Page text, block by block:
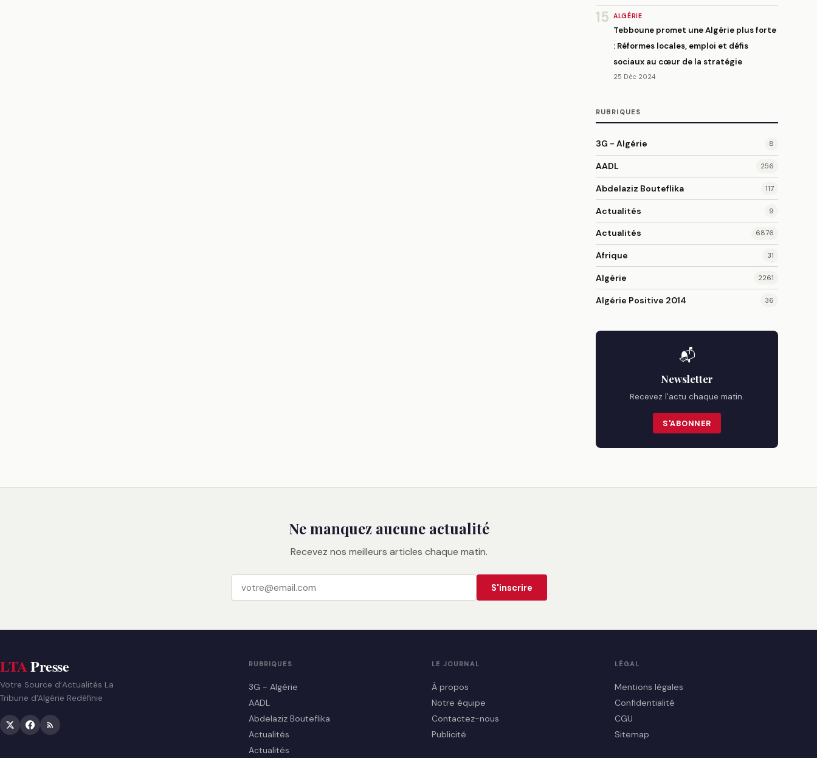
15 ALGÉRIE
Tebboune promet une Algérie plus forte
: Réformes locales, emploi et défis
sociaux au cœur de la stratégie
25 Déc 2024
RUBRIQUES
3G - Algérie 8
AADL 256
Abdelaziz Bouteflika 117
Actualités 9
Actualités 6876
Afrique 31
Algérie 2261
Algérie Positive 2014 36
📬
Newsletter
Recevez l'actu chaque matin.
S'ABONNER
Ne manquez aucune actualité
Recevez nos meilleurs articles chaque matin.
S'inscrire
LTAPresse
Votre Source d’Actualités La
Tribune d'Algérie Redéfinie
RUBRIQUES
3G - Algérie
AADL
Abdelaziz Bouteflika
Actualités
Actualités
LE JOURNAL
À propos
Notre équipe
Contactez-nous
Publicité
LÉGAL
Mentions légales
Confidentialité
CGU
Sitemap